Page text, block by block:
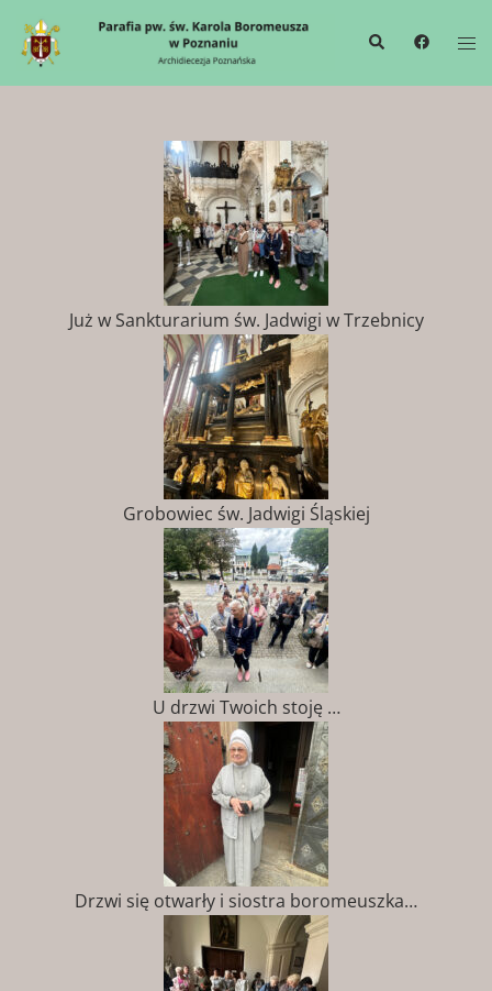
Już w Sankturarium św. Jadwigi w Trzebnicy
Grobowiec św. Jadwigi Śląskiej
U drzwi Twoich stoję …
Drzwi się otwarły i siostra boromeuszka…